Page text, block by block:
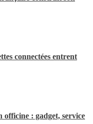
connectées entrent
: gadget, service